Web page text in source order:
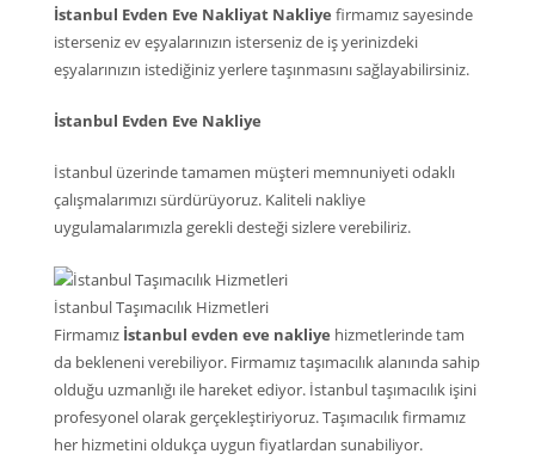
İstanbul Evden Eve Nakliyat Nakliye firmamız sayesinde
isterseniz ev eşyalarınızın isterseniz de iş yerinizdeki
eşyalarınızın istediğiniz yerlere taşınmasını sağlayabilirsiniz.
İstanbul Evden Eve Nakliye
İstanbul üzerinde tamamen müşteri memnuniyeti odaklı
çalışmalarımızı sürdürüyoruz. Kaliteli nakliye
uygulamalarımızla gerekli desteği sizlere verebiliriz.
İstanbul Taşımacılık Hizmetleri
Firmamız İstanbul evden eve nakliye hizmetlerinde tam
da bekleneni verebiliyor. Firmamız taşımacılık alanında sahip
olduğu uzmanlığı ile hareket ediyor. İstanbul taşımacılık işini
profesyonel olarak gerçekleştiriyoruz. Taşımacılık firmamız
her hizmetini oldukça uygun fiyatlardan sunabiliyor.